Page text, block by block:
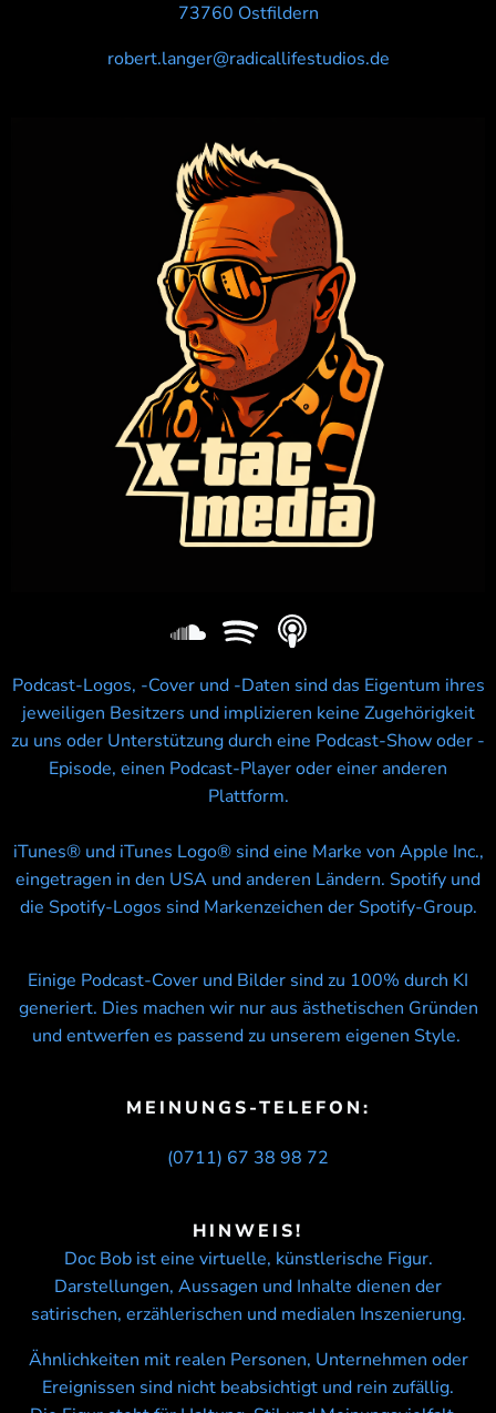
73760 Ostfildern
robert.langer@radicallifestudios.de
Podcast-Logos, -Cover und -Daten sind das Eigentum ihres
jeweiligen Besitzers und implizieren keine Zugehörigkeit
zu uns oder Unterstützung durch eine Podcast-Show oder -
Episode, einen Podcast-Player oder einer anderen
Plattform.
iTunes® und iTunes Logo® sind eine Marke von Apple Inc.,
eingetragen in den USA und anderen Ländern. Spotify und
die Spotify-Logos sind Markenzeichen der Spotify-Group.
Einige Podcast-Cover und Bilder sind zu 100% durch KI
generiert. Dies machen wir nur aus ästhetischen Gründen
und entwerfen es passend zu unserem eigenen Style.
MEINUNGS-TELEFON:
(0711) 67 38 98 72
HINWEIS!
Doc Bob ist eine virtuelle, künstlerische Figur.
Darstellungen, Aussagen und Inhalte dienen der
satirischen, erzählerischen und medialen Inszenierung.
Ähnlichkeiten mit realen Personen, Unternehmen oder
Ereignissen sind nicht beabsichtigt und rein zufällig.